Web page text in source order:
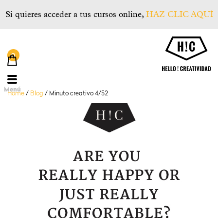
Si quieres acceder a tus cursos online, HAZ CLIC AQUÍ
Menú
Home / Blog / Minuto creativo 4/52